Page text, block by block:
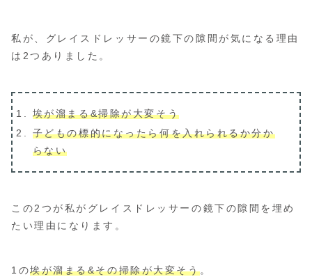
私が、グレイスドレッサーの鏡下の隙間が気になる理由
は2つありました。
埃が溜まる&掃除が大変そう
子どもの標的になったら何を入れられるか分か
らない
この2つが私がグレイスドレッサーの鏡下の隙間を埋め
たい理由になります。
1の埃が溜まる&その掃除が大変そう。